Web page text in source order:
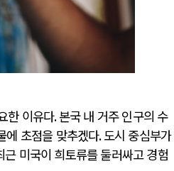
한 이유다.본국 내 거주 인구의 수
에 초점을 맞추겠다.도시 중심부가
미국이 희토류를 둘러싸고 경험